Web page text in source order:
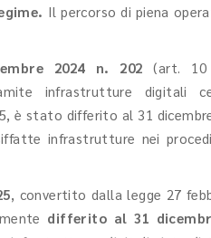
Il percorso di piena
2024 n. 202 (art.
infrastrutture digitali
è stato differito al 31
infrastrutture nei
, convertito dalla legge 27
differito al 31